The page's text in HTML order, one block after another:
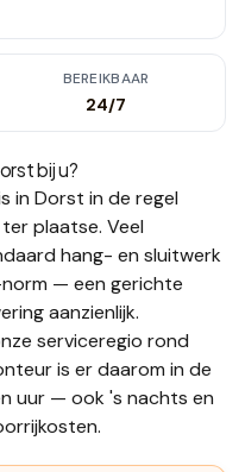
BEREIKBAAR
24/7
bij u?
in Dorst in de regel
ter plaatse. Veel
hang- en sluitwerk
— een gerichte
aanzienlijk.
serviceregio rond
is er daarom in de
uur — ook 's nachts en